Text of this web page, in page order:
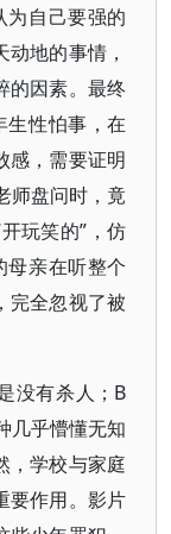
为自己要强的
地的事情，
的因素。最终
生性怕事，在
感，需要证明
师盘问时，竟
玩笑的”，仿
母亲在听整个
完全忽视了被
没有杀人；B
几乎懵懂无知
，学校与家庭
要作用。影片